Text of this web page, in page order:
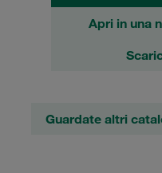
Apri in una
Guardate altri